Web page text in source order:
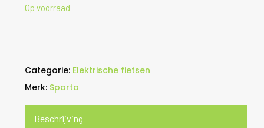
Op voorraad
Categorie: Elektrische fietsen
Merk: Sparta
Beschrijving